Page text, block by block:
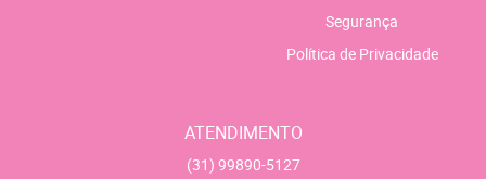
Segurança
Política de Privacidade
ATENDIMENTO
(31) 99890-5127